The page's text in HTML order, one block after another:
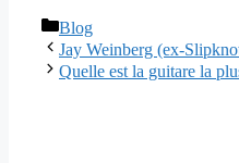
Catégories
Blog
Jay Weinberg (ex-
Quelle est la guitare la